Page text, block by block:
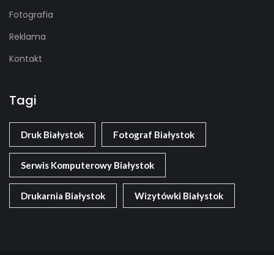
Fotografia
Reklama
Kontakt
Tagi
Druk Białystok Fotograf Białystok
Serwis Komputerowy Białystok
Drukarnia Białystok Wizytówki Białystok